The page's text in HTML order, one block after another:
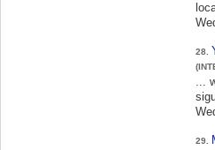
28.
... web. Paso 1 En función de la configuración de red de
29.